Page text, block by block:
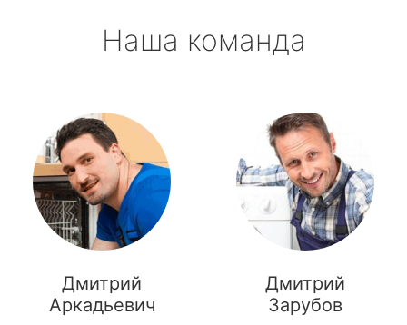
Наша команда
Дмитрий
Аркадьевич
Дмитрий
Зарубов